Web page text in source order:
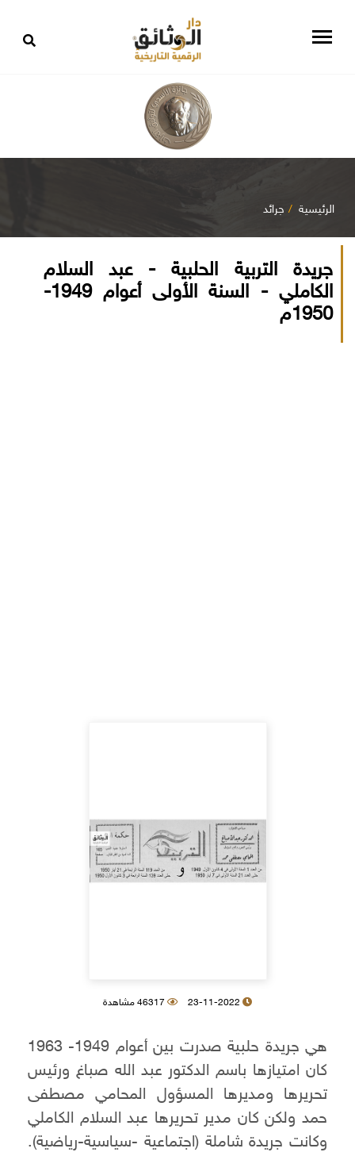
الرئيسية جرائد
جريدة التربية الحلبية - عبد السلام
الكاملي - السنة الأولى أعوام 1949-
1950م
23-11-2022 46317 مشاهدة
هي جريدة حلبية صدرت بين أعوام 1949- 1963
كان امتيازها باسم الدكتور عبد الله صباغ ورئيس
تحريرها ومديرها المسؤول المحامي مصطفى
حمد ولكن كان مدير تحريرها عبد السلام الكاملي
وكانت جريدة شاملة (اجتماعية -سياسية-رياضية).